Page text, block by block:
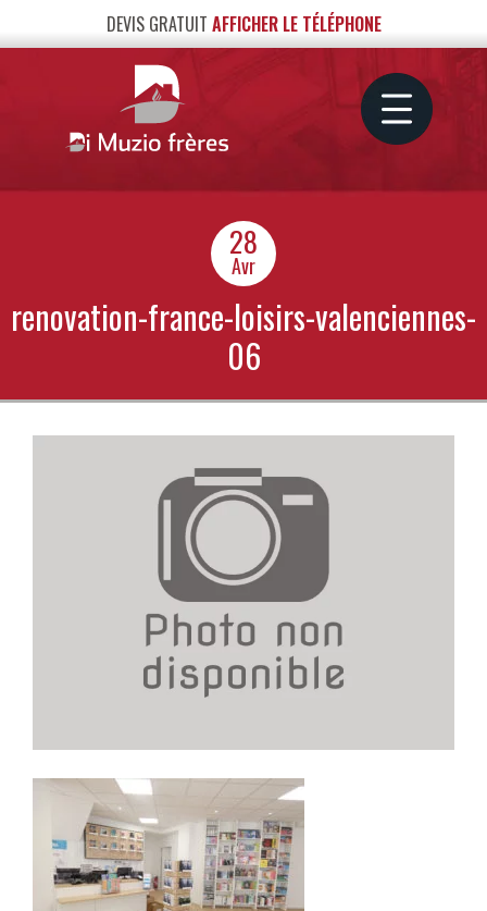
DEVIS GRATUIT AFFICHER LE TÉLÉPHONE
28
Avr
renovation-france-loisirs-valenciennes-
06